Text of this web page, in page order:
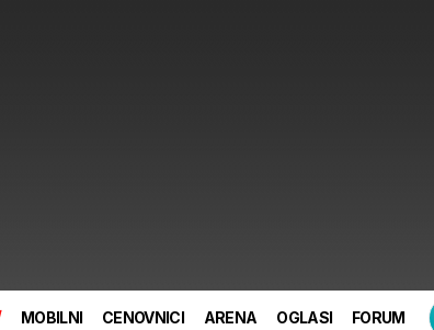
MOBILNI CENOVNICI ARENA OGLASI FORUM